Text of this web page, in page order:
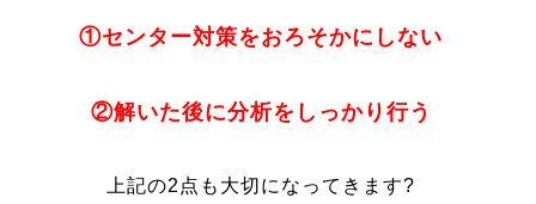
①センター対策をおろそかにしない
②解いた後に分析をしっかり行う
上記の2点も大切になってきます?